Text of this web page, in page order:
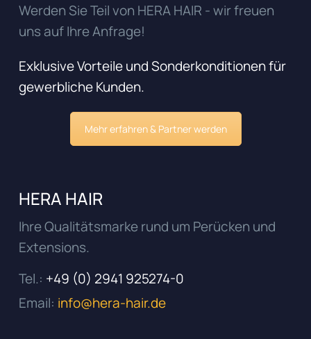
Werden Sie Teil von HERA HAIR - wir freuen
uns auf Ihre Anfrage!
Exklusive Vorteile und Sonderkonditionen für
gewerbliche Kunden.
Mehr erfahren & Partner werden
HERA HAIR
Ihre Qualitätsmarke rund um Perücken und
Extensions.
Tel.: +49 (0) 2941 925274-0
Email: info@hera-hair.de